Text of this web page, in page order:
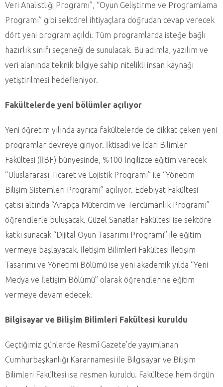
Veri Analistliği Programı”, “Oyun Geliştirme ve Programlama
Programı” gibi sektörel ihtiyaçlara doğrudan cevap verecek
dört yeni program açıldı. Tüm programlarda isteğe bağlı
hazırlık sınıfı seçeneği de sunulacak. Bu adımla, yazılım ve
veri alanında teknik bilgiye sahip nitelikli insan kaynağı
yetiştirilmesi hedefleniyor.
Fakültelerde yeni bölümler açılıyor
Yeni öğretim yılında ayrıca fakültelerde de dikkat çeken yeni
programlar devreye giriyor. İktisadi ve İdari Bilimler
Fakültesi (İİBF) bünyesinde, %100 İngilizce eğitim verecek
“Uluslararası Ticaret ve Lojistik Programı” ile “Yönetim
Bilişim Sistemleri Programı” açılıyor. Edebiyat Fakültesi
çatısı altında “Arapça Mütercim ve Tercümanlık Programı”
öğrencilerle buluşacak. Güzel Sanatlar Fakültesi ise sektöre
katkı sunacak “Dijital Oyun Tasarımı Programı” ile eğitim
vermeye başlayacak. İletişim Bilimleri Fakültesi İletişim
Tasarımı ve Yönetimi Bölümü ise yeni akademik yılda “Yeni
Medya ve İletişim Bölümü” olarak öğrencilerine eğitim
vermeye devam edecek.
Bilgisayar ve Bilişim Bilimleri Fakültesi kuruldu
Geçtiğimiz günlerde Resmî Gazete’de yayımlanan
Cumhurbaşkanlığı Kararnamesi ile Bilgisayar ve Bilişim
Bilimleri Fakültesi ise resmen kuruldu. Fakültede hem örgün